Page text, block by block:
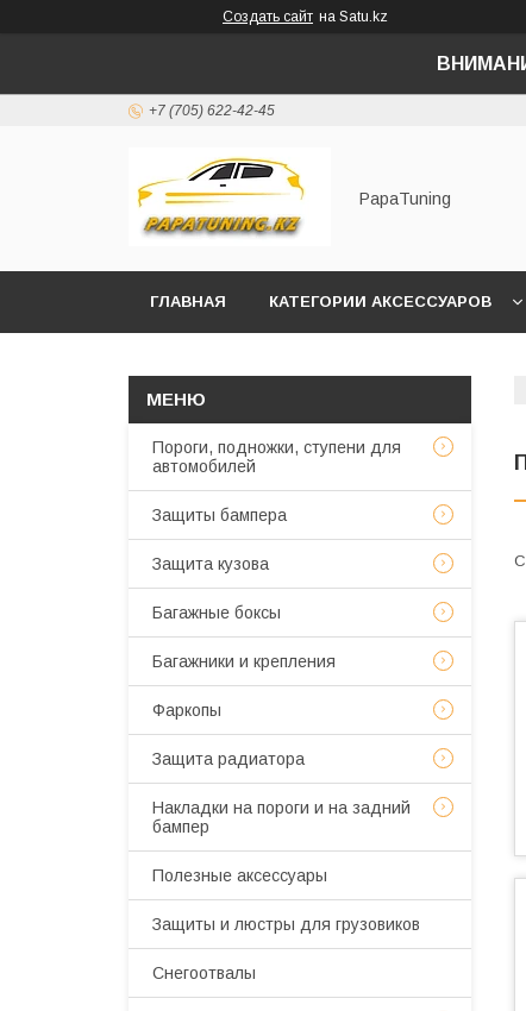
Создать сайт на Satu.kz
+7 (705) 622-42-45
PapaTuning
ГЛАВНАЯ КАТЕГОРИИ АКСЕССУАРОВ
Пороги, подножки, ступени для
автомобилей
Защиты бампера
Защита кузова
Багажные боксы
Багажники и крепления
Фаркопы
Защита радиатора
Накладки на пороги и на задний
бампер
Полезные аксессуары
Защиты и люстры для грузовиков
Снегоотвалы